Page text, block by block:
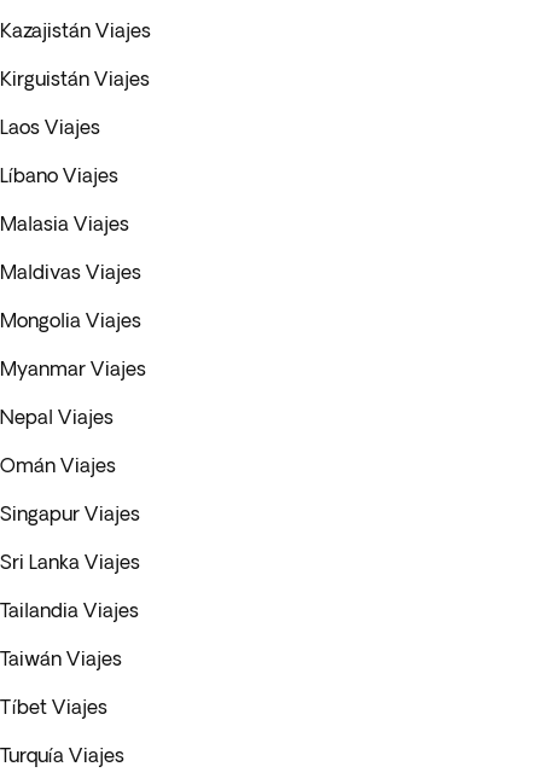
Kazajistán Viajes
Kirguistán Viajes
Laos Viajes
Líbano Viajes
Malasia Viajes
Maldivas Viajes
Mongolia Viajes
Myanmar Viajes
Nepal Viajes
Omán Viajes
Singapur Viajes
Sri Lanka Viajes
Tailandia Viajes
Taiwán Viajes
Tíbet Viajes
Turquía Viajes